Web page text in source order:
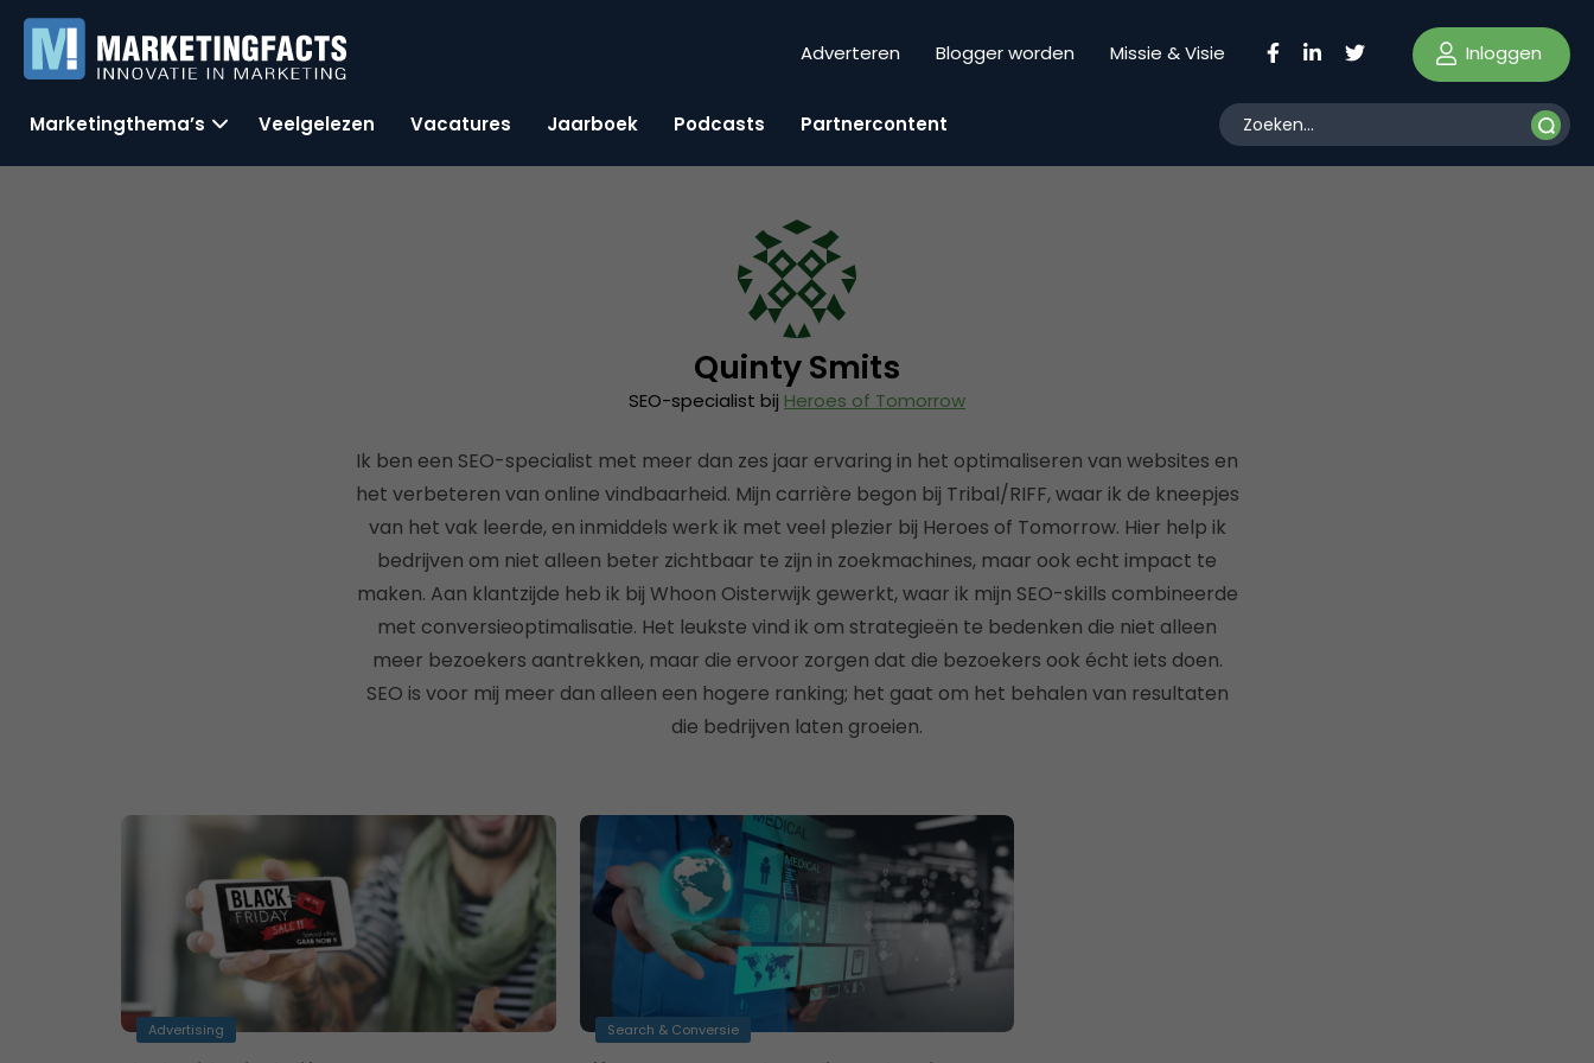
Adverteren Blogger worden Missie & Visie Inloggen
Marketingthema’s Veelgelezen Vacatures Jaarboek Podcasts Partnercontent
Quinty Smits
SEO-specialist bij Heroes of Tomorrow
Ik ben een SEO-specialist met meer dan zes jaar ervaring in het optimaliseren van websites en
het verbeteren van online vindbaarheid. Mijn carrière begon bij Tribal/RIFF, waar ik de kneepjes
van het vak leerde, en inmiddels werk ik met veel plezier bij Heroes of Tomorrow. Hier help ik
bedrijven om niet alleen beter zichtbaar te zijn in zoekmachines, maar ook echt impact te
maken. Aan klantzijde heb ik bij Whoon Oisterwijk gewerkt, waar ik mijn SEO-skills combineerde
met conversieoptimalisatie. Het leukste vind ik om strategieën te bedenken die niet alleen
meer bezoekers aantrekken, maar die ervoor zorgen dat die bezoekers ook écht iets doen.
SEO is voor mij meer dan alleen een hogere ranking; het gaat om het behalen van resultaten
die bedrijven laten groeien.
Advertising Search & Conversie